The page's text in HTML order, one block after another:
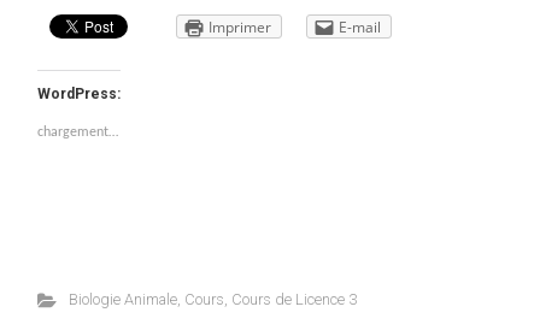
Imprimer E-mail
WordPress:
chargement…
Biologie Animale, Cours, Cours de Licence 3